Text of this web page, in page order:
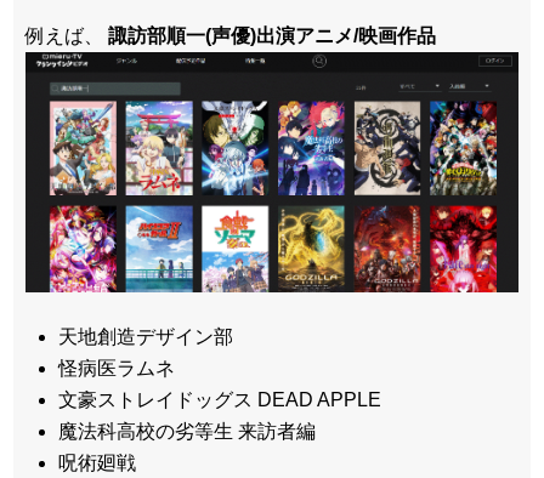
例えば、 諏訪部順一(声優)出演アニメ/映画作品
天地創造デザイン部
怪病医ラムネ
文豪ストレイドッグス DEAD APPLE
魔法科高校の劣等生 来訪者編
呪術廻戦